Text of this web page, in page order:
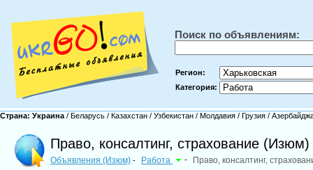
Поиск по объявлениям:
Регион:
Категория:
Страна: Украина / Беларусь / Казахстан / Узбекистан / Молдавия / Грузия /
Право, консалтинг, страхование (Изюм)
Объявления (Изюм) - Работа - Право, консалтинг,